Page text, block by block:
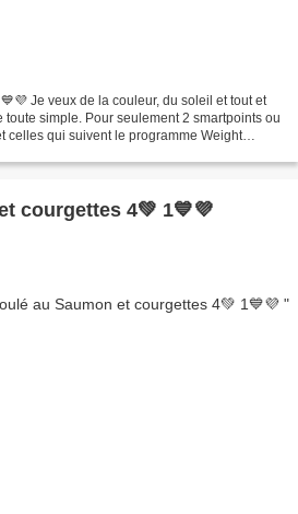
simple. Pour seulement 2 smartpoints ou
celles qui suivent le programme Weight
et courgettes 4💚 1💙💜